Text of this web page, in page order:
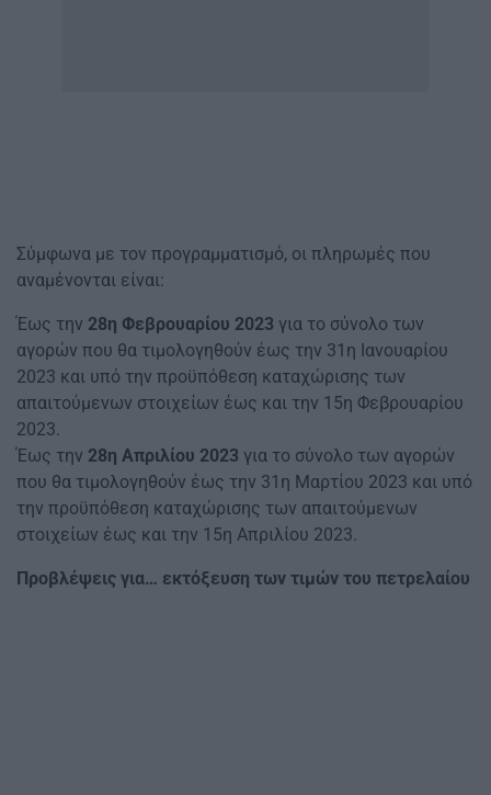
Σύμφωνα με τον προγραμματισμό, οι πληρωμές που
αναμένονται είναι:
Έως την 28η Φεβρουαρίου 2023 για το σύνολο των
αγορών που θα τιμολογηθούν έως την 31η Ιανουαρίου
2023 και υπό την προϋπόθεση καταχώρισης των
απαιτούμενων στοιχείων έως και την 15η Φεβρουαρίου
2023.
Έως την 28η Απριλίου 2023 για το σύνολο των αγορών
που θα τιμολογηθούν έως την 31η Μαρτίου 2023 και υπό
την προϋπόθεση καταχώρισης των απαιτούμενων
στοιχείων έως και την 15η Απριλίου 2023.
Προβλέψεις για… εκτόξευση των τιμών του πετρελαίου